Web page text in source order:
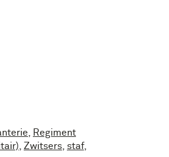
Regiment
Zwitsers staf,